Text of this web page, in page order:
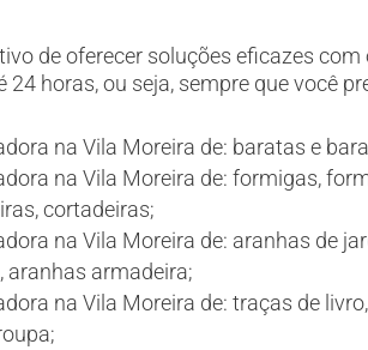
de oferecer soluções eficazes
horas, ou seja, sempre que você
na Vila Moreira de: baratas e
na Vila Moreira de: formigas,
cortadeiras;
na Vila Moreira de: aranhas de
aranhas armadeira;
na Vila Moreira de: traças de